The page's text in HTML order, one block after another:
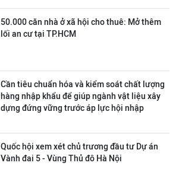
50.000 căn nhà ở xã hội cho thuê: Mở thêm
lối an cư tại TP.HCM
Cần tiêu chuẩn hóa và kiểm soát chất lượng
hàng nhập khẩu để giúp ngành vật liệu xây
dựng đứng vững trước áp lực hội nhập
Quốc hội xem xét chủ trương đầu tư Dự án
Vành đai 5 - Vùng Thủ đô Hà Nội